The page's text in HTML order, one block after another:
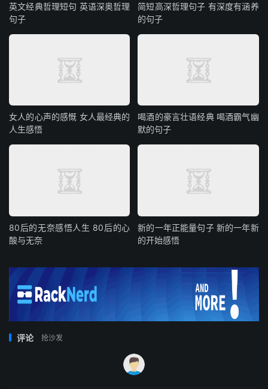
英文经典哲理短句 英语深奥哲理
句子
简短高深哲理句子 有深度有涵养
的句子
女人的心声的感慨 女人最经典的
人生感悟
喝酒的豪言壮语经典 喝酒霸气幽
默的句子
80后的无奈感悟人生 80后的心
酸与无奈
新的一年正能量句子 新的一年新
的开始感悟
评论 抢沙发